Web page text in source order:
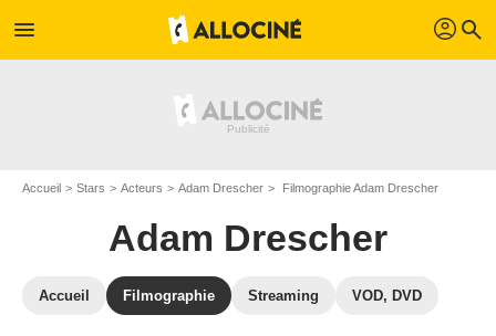
menu profil search
Accueil Stars Acteurs Adam Drescher Filmographie Adam Drescher
Adam Drescher
Accueil Filmographie Streaming VOD, DVD